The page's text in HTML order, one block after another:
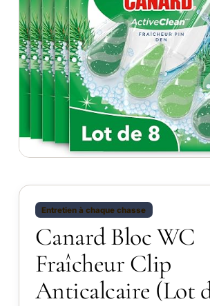
Entretien à chaque chasse
Canard Bloc WC
Fraîcheur Clip
Anticalcaire (Lot